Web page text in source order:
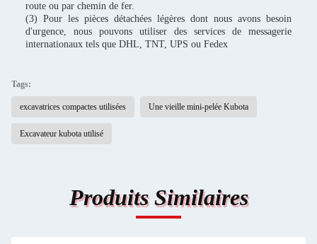
route ou par chemin de fer.
(3) Pour les pièces détachées légères dont nous avons besoin
d'urgence, nous pouvons utiliser des services de messagerie
internationaux tels que DHL, TNT, UPS ou Fedex
Tags:
excavatrices compactes utilisées Une vieille mini-pelée Kubota
Excavateur kubota utilisé
Produits Similaires